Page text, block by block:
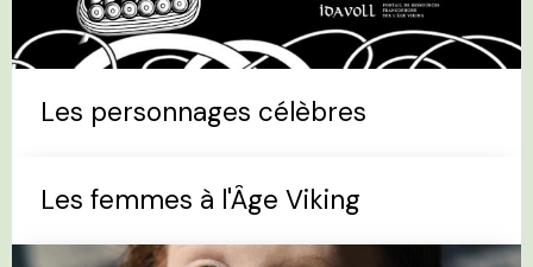
Les personnages célèbres
Les femmes à l'Âge Viking